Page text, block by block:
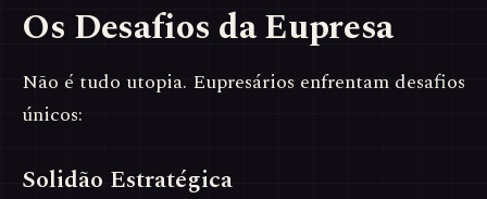
Os Desafios da Eupresa
Não é tudo utopia. Eupresários enfrentam desafios
únicos:
Solidão Estratégica